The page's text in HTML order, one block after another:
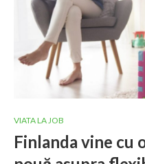
VIATA LA JOB
Finlanda vine cu